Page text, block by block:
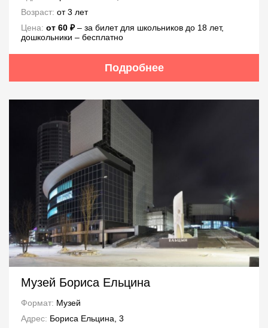
Возраст: от 3 лет
Цена: от 60 ₽– за билет для школьников до 18 лет,
дошкольники – бесплатно
Подробнее
Музей Бориса Ельцина
Формат: Музей
Адрес: Бориса Ельцина, 3